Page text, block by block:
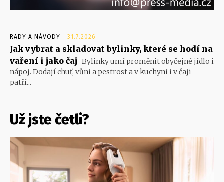
RADY A NÁVODY 31.7.2026
Jak vybrat a skladovat bylinky, které se hodí na
vaření i jako čaj Bylinky umí proměnit obyčejné jídlo i
nápoj. Dodají chuť, vůni a pestrost a v kuchyni i v čaji
patří...
Už jste četli?